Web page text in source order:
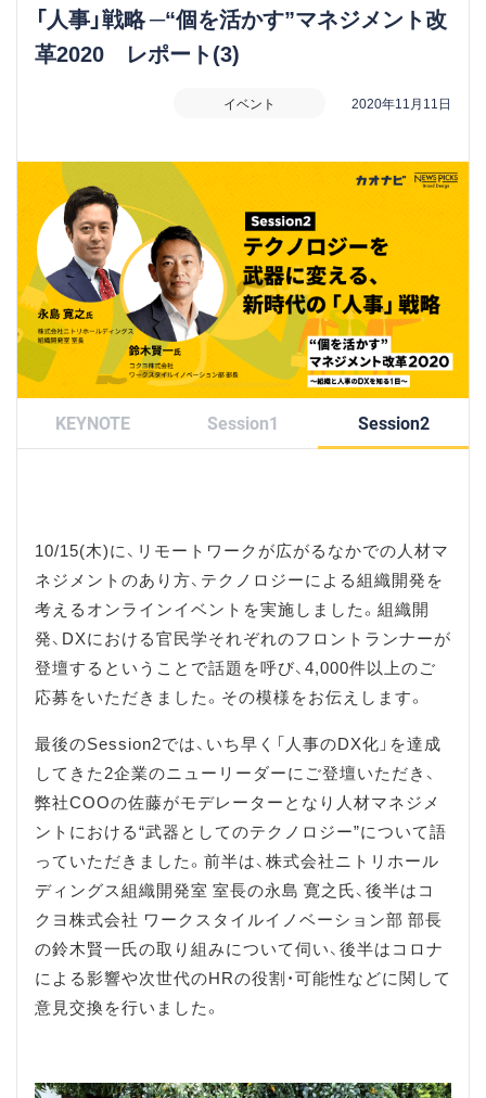
「人事」戦略 ─“個を活かす”マネジメント改
革2020 レポート(3)
2020年11月11日
イベント
KEYNOTE Session1 Session2
10/15(木)に、リモートワークが広がるなかでの人材マ
ネジメントのあり方、テクノロジーによる組織開発を
考えるオンラインイベントを実施しました。組織開
発、DXにおける官民学それぞれのフロントランナーが
登壇するということで話題を呼び、4,000件以上のご
応募をいただきました。その模様をお伝えします。
最後のSession2では、いち早く「人事のDX化」を達成
してきた2企業のニューリーダーにご登壇いただき、
弊社COOの佐藤がモデレーターとなり人材マネジメ
ントにおける“武器としてのテクノロジー”について語
っていただきました。前半は、株式会社ニトリホール
ディングス組織開発室 室長の永島 寛之氏、後半はコ
クヨ株式会社 ワークスタイルイノベーション部 部長
の鈴木賢一氏の取り組みについて伺い、後半はコロナ
による影響や次世代のHRの役割・可能性などに関して
意見交換を行いました。